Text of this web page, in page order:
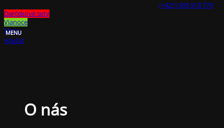
(+421) 905 919 779
Darčekové sety
Vianoce
Menu
Hľadať
O nás